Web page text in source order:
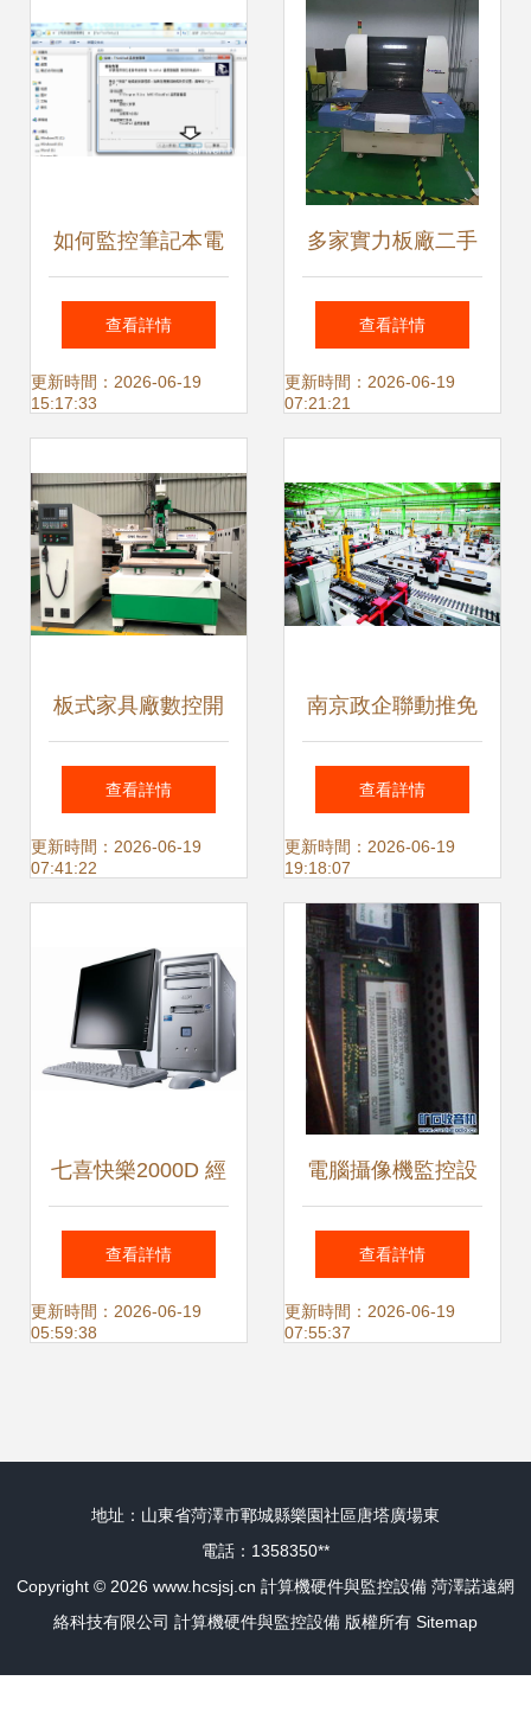
如何監控筆記本電
腦溫度 方法與工具
詳解
查看詳情
更新時間：2026-06-19
15:17:33
多家實力板廠二手
設備處理清單，計
算機硬件與監控設
查看詳情
更新時間：2026-06-19
07:21:21
板式家具廠數控開
料機設備使用、計
算機硬件及監控系
查看詳情
更新時間：2026-06-19
07:41:22
南京政企聯動推免
費診斷服務，力促
智改數轉全覆蓋
——計算機硬件與
監控設備產業升級
在行動
查看詳情
更新時間：2026-06-19
19:18:07
七喜快樂2000D 經
典計算機硬件與監
控設備的巧妙結合
查看詳情
更新時間：2026-06-19
05:59:38
電腦攝像機監控設
備對講機雜物等 計
算機硬件與監控設
查看詳情
更新時間：2026-06-19
07:55:37
地址：山東省菏澤市鄆城縣樂園社區唐塔廣場東
電話：1358350**
Copyright © 2026 www.hcsjsj.cn 計算機硬件與監控設備 菏澤諾遠網
絡科技有限公司 計算機硬件與監控設備 版權所有 Sitemap